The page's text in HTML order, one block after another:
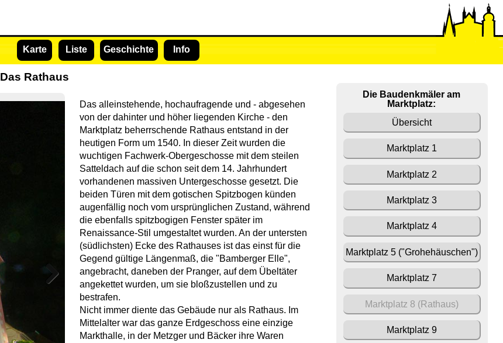
Karte Liste Geschichte Info
Das Rathaus
Das alleinstehende, hochaufragende und - abgesehen
von der dahinter und höher liegenden Kirche - den
Marktplatz beherrschende Rathaus entstand in der
heutigen Form um 1540. In dieser Zeit wurden die
wuchtigen Fachwerk-Obergeschosse mit dem steilen
Satteldach auf die schon seit dem 14. Jahrhundert
vorhandenen massiven Untergeschosse gesetzt. Die
beiden Türen mit dem gotischen Spitzbogen künden
augenfällig noch vom ursprünglichen Zustand, während
die ebenfalls spitzbogigen Fenster später im
Renaissance-Stil umgestaltet wurden. An der untersten
(südlichsten) Ecke des Rathauses ist das einst für die
Gegend gültige Längenmaß, die "Bamberger Elle",
angebracht, daneben der Pranger, auf dem Übeltäter
angekettet wurden, um sie bloßzustellen und zu
bestrafen.
Nicht immer diente das Gebäude nur als Rathaus. Im
Mittelalter war das ganze Erdgeschoss eine einzige
Markthalle, in der Metzger und Bäcker ihre Waren
Die Baudenkmäler am
Marktplatz:
Übersicht
Marktplatz 1
Marktplatz 2
Marktplatz 3
Marktplatz 4
Marktplatz 5 ("Grohehäuschen")
Marktplatz 7
Marktplatz 8 (Rathaus)
Marktplatz 9